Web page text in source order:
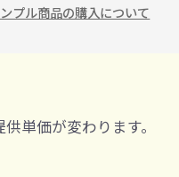
プル商品の購入について
単価が変わります。